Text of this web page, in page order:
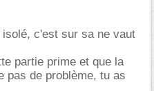
c'est sur sa ne vaut
partie prime et que la
pas de problème, tu as